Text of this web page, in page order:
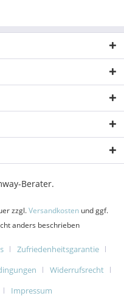
Berater.
zzgl.Versandkosten und ggf.
anders beschrieben
Zufriedenheitsgarantie
Widerrufsrecht
Impressum